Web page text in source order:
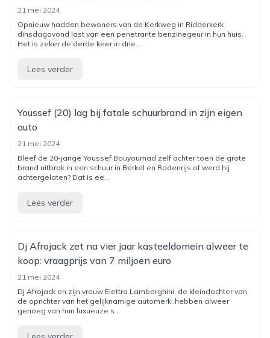
21 mei 2024
Opnieuw hadden bewoners van de Kerkweg in Ridderkerk
dinsdagavond last van een penetrante benzinegeur in hun huis.
Het is zeker de derde keer in drie...
Lees verder
Youssef (20) lag bij fatale schuurbrand in zijn eigen
auto
21 mei 2024
Bleef de 20-jarige Youssef Bouyoumad zelf achter toen de grote
brand uitbrak in een schuur in Berkel en Rodenrijs of werd hij
achtergelaten? Dat is ee...
Lees verder
Dj Afrojack zet na vier jaar kasteeldomein alweer te
koop: vraagprijs van 7 miljoen euro
21 mei 2024
Dj Afrojack en zijn vrouw Elettra Lamborghini, de kleindochter van
de oprichter van het gelijknamige automerk, hebben alweer
genoeg van hun luxueuze s...